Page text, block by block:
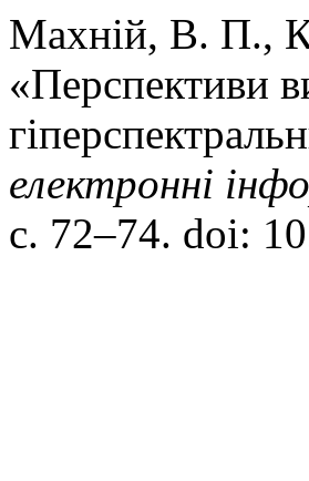
Махній, В. П.,
«Перспективи
електроннi
с. 72–74. doi: